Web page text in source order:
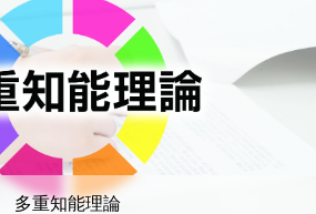
多重知能理論